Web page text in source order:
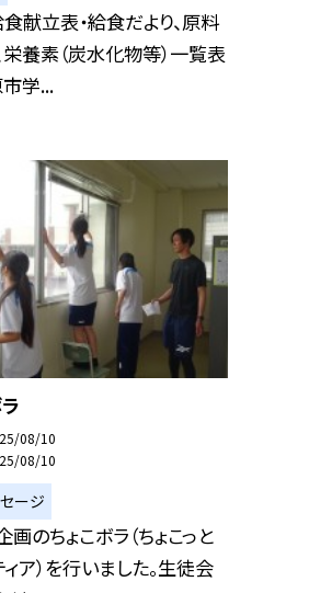
献立表・給食だより、原料
栄養素（炭水化物等）一覧表
市学...
08/10
08/10
ージ
のちょこボラ（ちょこっと
ア）を行いました。生徒会